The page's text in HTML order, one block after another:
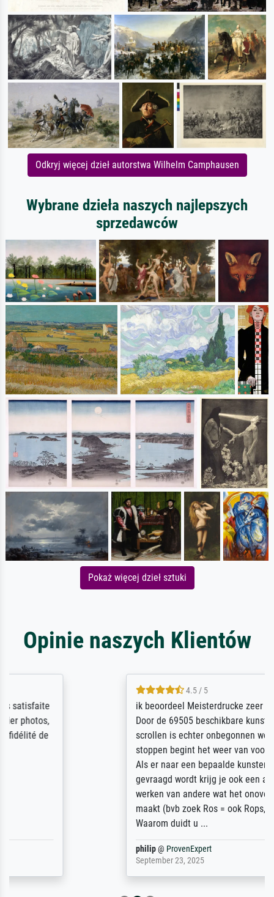
Odkryj więcej dzieł autorstwa Wilhelm Camphausen
Wybrane dzieła naszych najlepszych
sprzedawców
Pokaż więcej dzieł sztuki
Opinie naszych Klientów
ik beoordeel Meisterdrucke zeer positief.
Door de 69505 beschikbare kunstenaars
scrollen is echter onbegonnen werk (na
stoppen begint het weer van voor af aan).
Als er naar een bepaalde kunstenaar
gevraagd wordt krijg je ook een aantal
werken van andere wat het onoverzichtelijk
maakt (bvb zoek Ros = ook Rops, Rose etc).